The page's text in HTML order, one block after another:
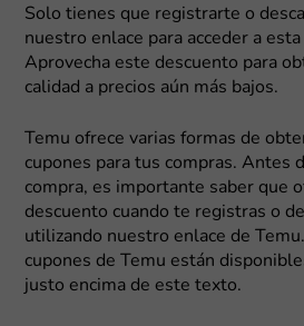
Solo tienes que registrarte o
nuestro enlace para acceder a
Aprovecha este descuento para
calidad a precios aún más bajos.
Temu ofrece varias formas de
cupones para tus compras. Antes
compra, es importante saber que
descuento cuando te registras o
utilizando nuestro enlace de
cupones de Temu están
justo encima de este texto.